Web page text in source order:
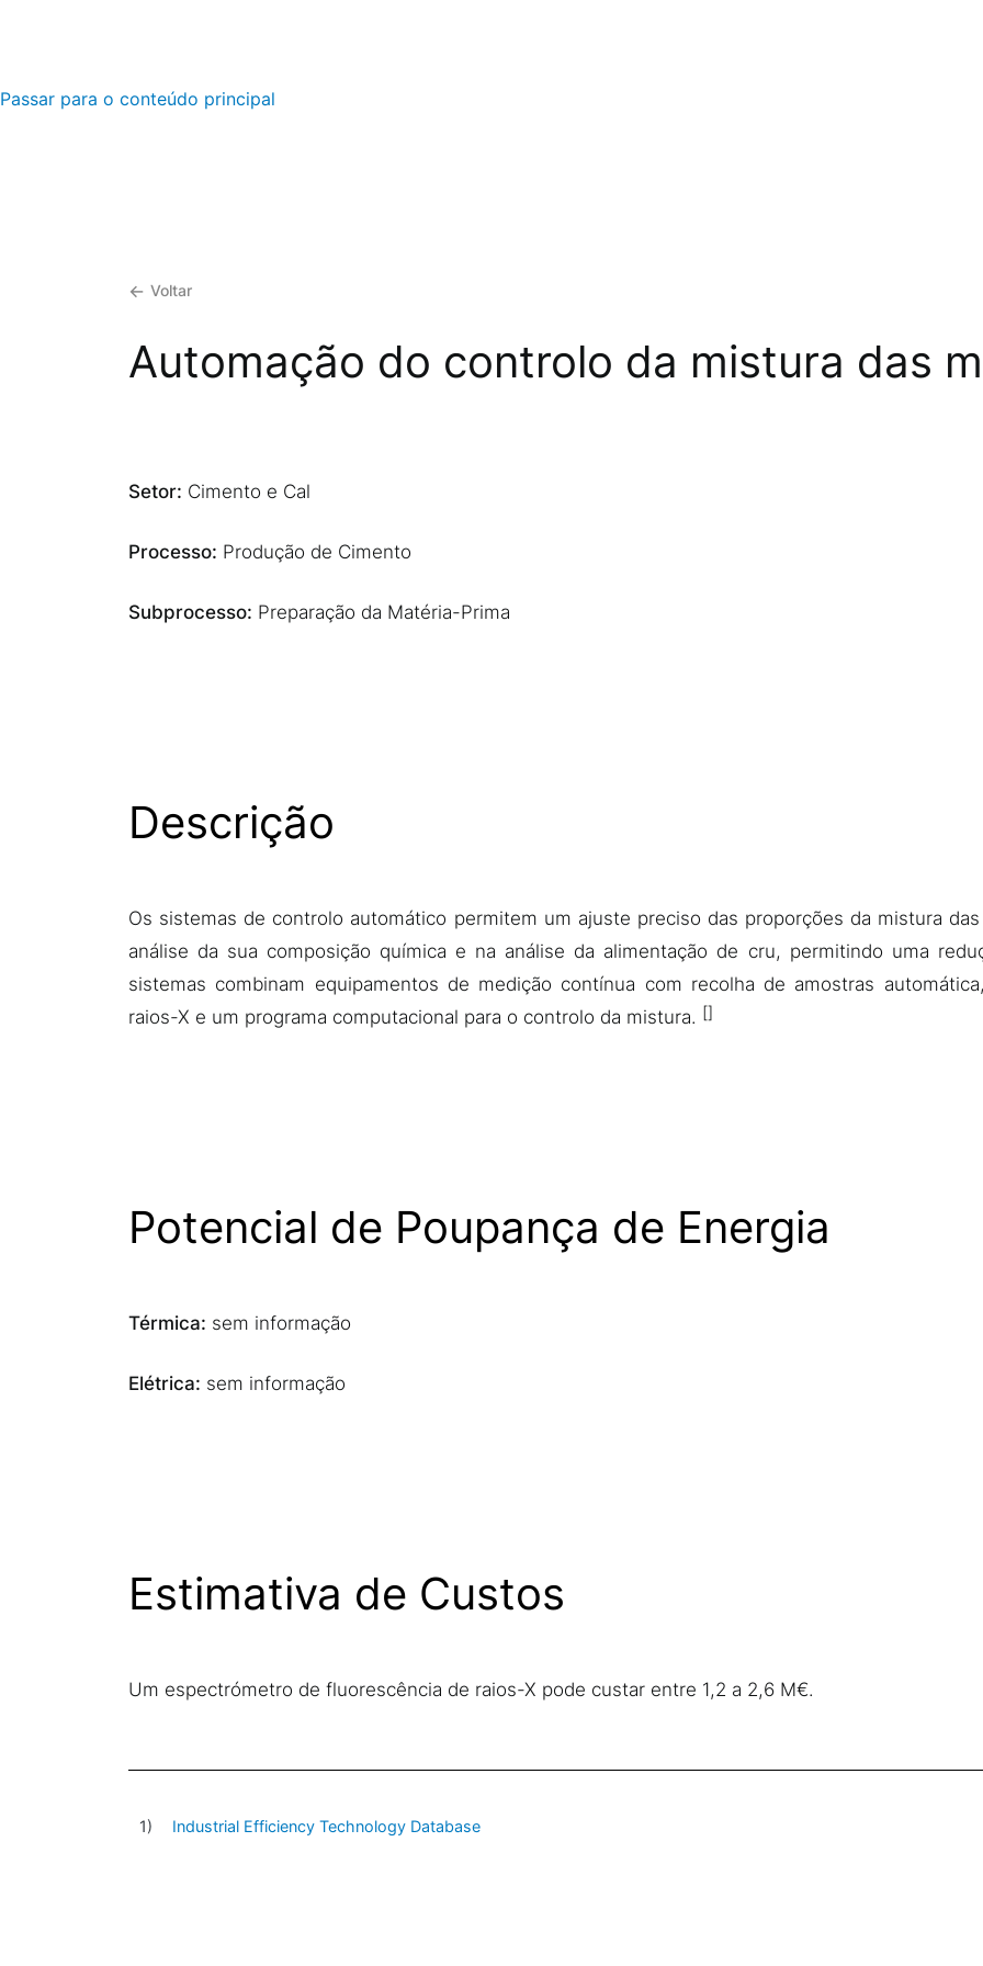
Passar para o conteúdo principal
Voltar
Automação do controlo da mistura das
Setor: Cimento e Cal
Processo: Produção de Cimento
Subprocesso: Preparação da Matéria-Prima
Descrição
Os sistemas de controlo automático permitem um ajuste preciso das proporções da mistura
análise da sua composição química e na análise da alimentação de cru, permitindo uma
sistemas combinam equipamentos de medição contínua com recolha de amostras
raios-X e um programa computacional para o controlo da mistura.
Potencial de Poupança de Energia
Térmica: sem informação
Elétrica: sem informação
Estimativa de Custos
Um espectrómetro de fluorescência de raios-X pode custar entre 1,2 a 2,6 M€.
Industrial Efficiency Technology Database